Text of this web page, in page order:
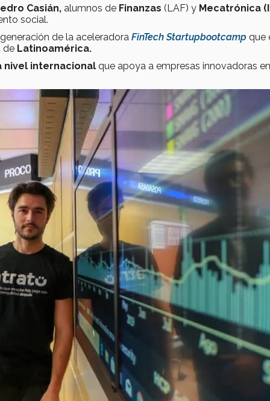
Casián, alumnos de Finanzas (LAF) y Mecatrónica
social.
de la aceleradora FinTech Startupbootcamp que
de Latinoamérica.
nivel internacional que apoya a empresas innovadoras